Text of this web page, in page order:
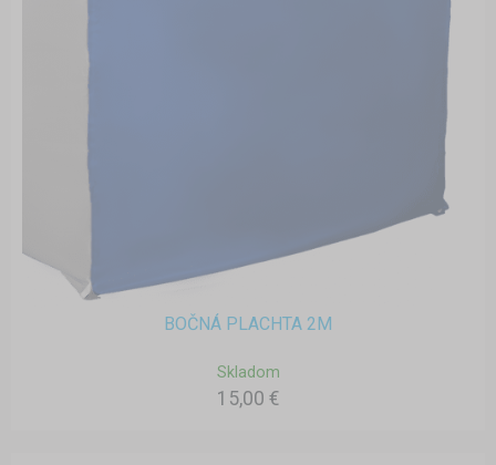
BOČNÁ PLACHTA 2M
Skladom
15,00 €